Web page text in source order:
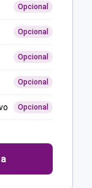
Opcional
Opcional
Opcional
Opcional
Opcional